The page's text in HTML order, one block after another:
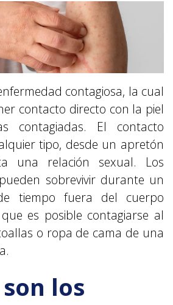
contagiosa, la cual
contacto directo con la piel
contagiadas. El contacto
tipo, desde un apretón
una relación sexual. Los
sobrevivir durante un
tiempo fuera del cuerpo
es posible contagiarse al
o ropa de cama de una
los